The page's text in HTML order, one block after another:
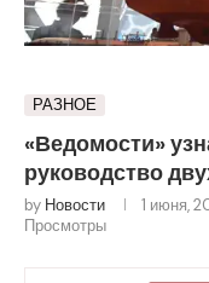
РАЗНОЕ
«Ведомости»
руководство
by Новости 1 июня,
Просмотры